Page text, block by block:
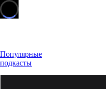
Популярные
подкасты